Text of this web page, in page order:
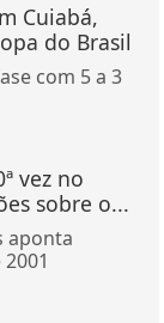
Cuiabá,
do Brasil
com 5 a 3
vez no
sobre o...
aponta